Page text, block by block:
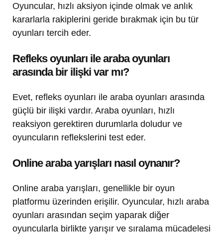
Oyuncular, hızlı aksiyon içinde olmak ve anlık
kararlarla rakiplerini geride bırakmak için bu tür
oyunları tercih eder.
Refleks oyunları ile araba oyunları
arasında bir ilişki var mı?
Evet, refleks oyunları ile araba oyunları arasında
güçlü bir ilişki vardır. Araba oyunları, hızlı
reaksiyon gerektiren durumlarla doludur ve
oyuncuların reflekslerini test eder.
Online araba yarışları nasıl oynanır?
Online araba yarışları, genellikle bir oyun
platformu üzerinden erişilir. Oyuncular, hızlı araba
oyunları arasından seçim yaparak diğer
oyuncularla birlikte yarışır ve sıralama mücadelesi